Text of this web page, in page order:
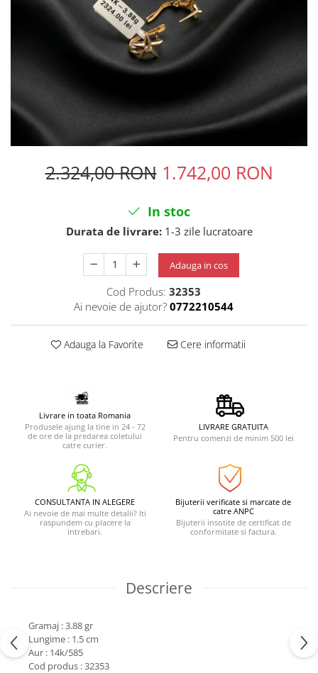
2.324,00 RON 1.742,00 RON
In stoc
Durata de livrare:1-3 zile lucratoare
Adauga in cos
Cod Produs: 32353
Ai nevoie de ajutor? 0772210544
Adauga la Favorite Cere informatii
Livrare in toata Romania
Produsele ajung la tine in 24 - 72
de ore de la predarea coletului
catre curier.
LIVRARE GRATUITA
Pentru comenzi de minim 500 lei
CONSULTANTA IN ALEGERE
Ai nevoie de mai multe detalii? Iti
raspundem cu placere la
intrebari.
Bijuterii verificate si marcate de
catre ANPC
Bijuterii insotite de certificat de
conformitate si factura.
Descriere
Gramaj : 3.88 gr
Lungime : 1.5 cm
Aur : 14k/585
Cod produs : 32353